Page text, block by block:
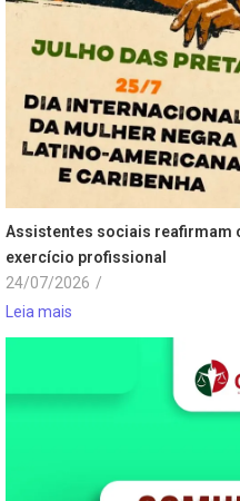
Assistentes sociais
exercício profissional
24/07/2026 /
Leia mais